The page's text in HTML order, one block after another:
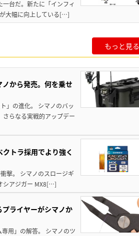
台だ。新たに「インフィ
大幅に向上している[…]
もっと見る
から発売。何を乗せ
」の進化。 シマノのバッ
らなる実戦的アップデー
トラ採用でより強く
撃。 シマノのスロージギ
シアジガー MX8[…]
プライヤーがシマノか
用」の解答。 シマノのツ